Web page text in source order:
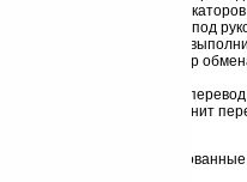
для КПК и
переводчик будет всегда под
PROMT Mobile 7.0
скопировав текст в буфер
Если нужен
с этой задачей и выполнит
уже входят